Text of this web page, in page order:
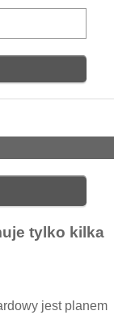
tylko kilka
jest planem